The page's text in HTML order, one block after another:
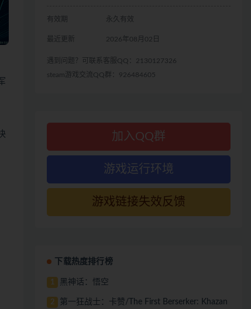
有效期 永久有效
最近更新 2026年08月02日
遇到问题？可联系客服QQ：2130127326
steam游戏交流QQ群：926484605
加入QQ群
游戏运行环境
游戏链接失效反馈
下载热度排行榜
1 黑神话：悟空
2 第一狂战士：卡赞/The First Berserker: Khazan